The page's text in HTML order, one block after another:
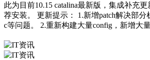
此为目前10.15 catalina最新版，集成补充
荐安装。 更新提示： 1.新增patch解决部分
c等问题。 2.重新构建大量config，新增大